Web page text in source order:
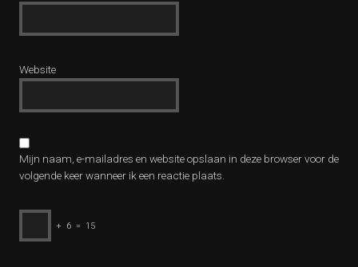
Website
Mijn naam, e-mailadres en website opslaan in deze browser voor de
volgende keer wanneer ik een reactie plaats.
+ 6 = 15